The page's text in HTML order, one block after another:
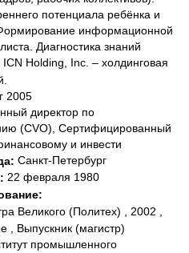
потенциала ребёнка и
информационной
Диагностика знаний
ICN Holding, Inc. – холдинговая
2005
директор по
(CVO), Сертифицированный
и инвести
Санкт-Петербург
22 февраля 1980
Великого (Политех) , 2002 ,
, Выпускник (магистр)
промышленного